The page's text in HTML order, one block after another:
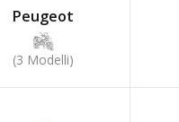
Peugeot
(3 Modelli)